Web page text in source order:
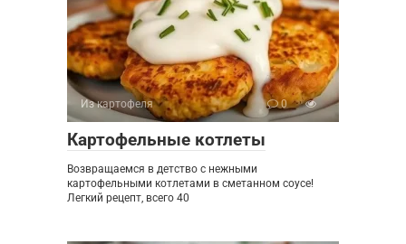
Из картофеля 0
Картофельные котлеты
Возвращаемся в детство с нежными
картофельными котлетами в сметанном соусе!
Легкий рецепт, всего 40